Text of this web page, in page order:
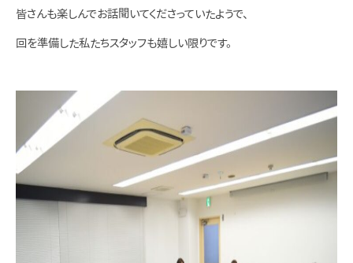
皆さんも楽しんでお話聞いてくださっていたようで、
回を準備した私たちスタッフも嬉しい限りです。